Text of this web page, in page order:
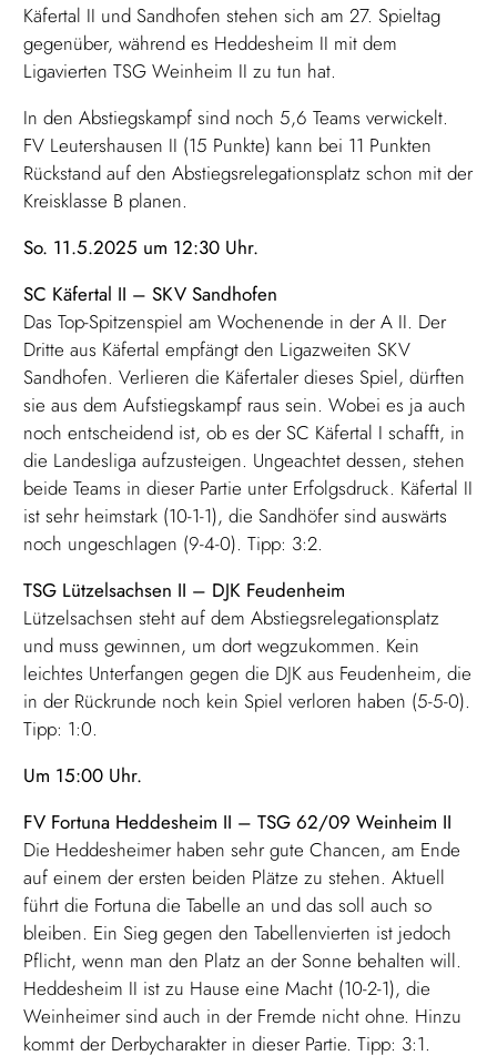
Käfertal II und Sandhofen stehen sich am 27. Spieltag
gegenüber, während es Heddesheim II mit dem
Ligavierten TSG Weinheim II zu tun hat.
In den Abstiegskampf sind noch 5,6 Teams verwickelt.
FV Leutershausen II (15 Punkte) kann bei 11 Punkten
Rückstand auf den Abstiegsrelegationsplatz schon mit der
Kreisklasse B planen.
So. 11.5.2025 um 12:30 Uhr.
SC Käfertal II – SKV Sandhofen
Das Top-Spitzenspiel am Wochenende in der A II. Der
Dritte aus Käfertal empfängt den Ligazweiten SKV
Sandhofen. Verlieren die Käfertaler dieses Spiel, dürften
sie aus dem Aufstiegskampf raus sein. Wobei es ja auch
noch entscheidend ist, ob es der SC Käfertal I schafft, in
die Landesliga aufzusteigen. Ungeachtet dessen, stehen
beide Teams in dieser Partie unter Erfolgsdruck. Käfertal II
ist sehr heimstark (10-1-1), die Sandhöfer sind auswärts
noch ungeschlagen (9-4-0). Tipp: 3:2.
TSG Lützelsachsen II – DJK Feudenheim
Lützelsachsen steht auf dem Abstiegsrelegationsplatz
und muss gewinnen, um dort wegzukommen. Kein
leichtes Unterfangen gegen die DJK aus Feudenheim, die
in der Rückrunde noch kein Spiel verloren haben (5-5-0).
Tipp: 1:0.
Um 15:00 Uhr.
FV Fortuna Heddesheim II – TSG 62/09 Weinheim II
Die Heddesheimer haben sehr gute Chancen, am Ende
auf einem der ersten beiden Plätze zu stehen. Aktuell
führt die Fortuna die Tabelle an und das soll auch so
bleiben. Ein Sieg gegen den Tabellenvierten ist jedoch
Pflicht, wenn man den Platz an der Sonne behalten will.
Heddesheim II ist zu Hause eine Macht (10-2-1), die
Weinheimer sind auch in der Fremde nicht ohne. Hinzu
kommt der Derbycharakter in dieser Partie. Tipp: 3:1.